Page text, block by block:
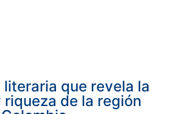
que revela la
de la región